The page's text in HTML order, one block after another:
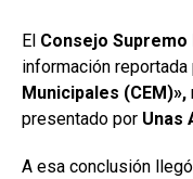
El Consejo Supremo
información reportada
Municipales (CEM)»,
presentado por Unas
A esa conclusión